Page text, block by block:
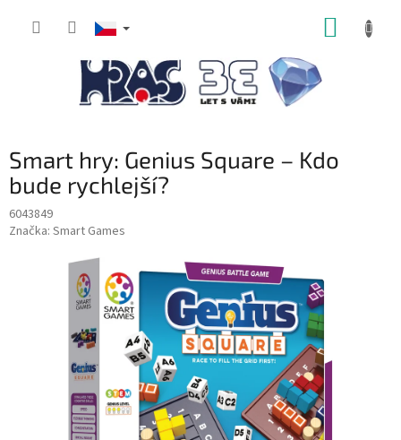
Smart hry: Genius Square – Kdo
bude rychlejší?
6043849
Značka: Smart Games